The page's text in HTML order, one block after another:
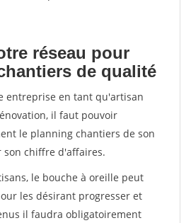
réseau pour
de qualité
entreprise en tant qu'artisan
il faut pouvoir
le planning chantiers de son
chiffre d'affaires.
le bouche à oreille peut
les désirant progresser et
il faudra obligatoirement